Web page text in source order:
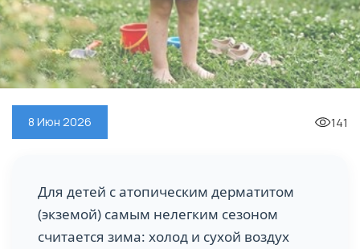
8 Июн 2026 141
Для детей с атопическим дерматитом
(экземой) самым нелегким сезоном
считается зима: холод и сухой воздух